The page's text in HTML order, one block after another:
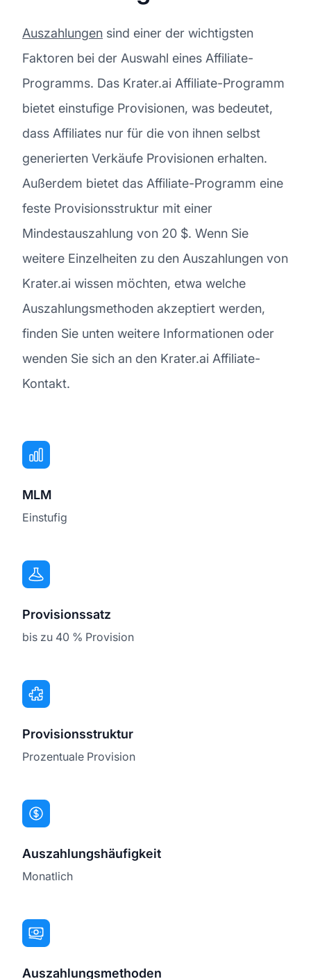
Auszahlungen sind einer der wichtigsten
Faktoren bei der Auswahl eines Affiliate-
Programms. Das Krater.ai Affiliate-Programm
bietet einstufige Provisionen, was bedeutet,
dass Affiliates nur für die von ihnen selbst
generierten Verkäufe Provisionen erhalten.
Außerdem bietet das Affiliate-Programm eine
feste Provisionsstruktur mit einer
Mindestauszahlung von 20 $. Wenn Sie
weitere Einzelheiten zu den Auszahlungen von
Krater.ai wissen möchten, etwa welche
Auszahlungsmethoden akzeptiert werden,
finden Sie unten weitere Informationen oder
wenden Sie sich an den Krater.ai Affiliate-
Kontakt.
MLM
Einstufig
Provisionssatz
bis zu 40 % Provision
Provisionsstruktur
Prozentuale Provision
Auszahlungshäufigkeit
Monatlich
Auszahlungsmethoden